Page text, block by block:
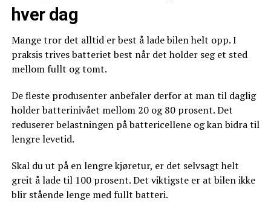
hver dag
Mange tror det alltid er best å lade bilen helt opp. I
praksis trives batteriet best når det holder seg et sted
mellom fullt og tomt.
De fleste produsenter anbefaler derfor at man til daglig
holder batterinivået mellom 20 og 80 prosent. Det
reduserer belastningen på battericellene og kan bidra til
lengre levetid.
Skal du ut på en lengre kjøretur, er det selvsagt helt
greit å lade til 100 prosent. Det viktigste er at bilen ikke
blir stående lenge med fullt batteri.